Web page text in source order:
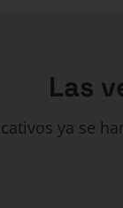
Las
ya se